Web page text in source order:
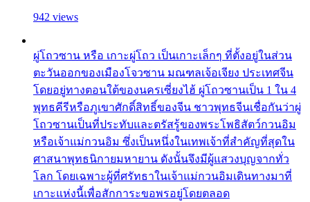
942 views
ผู่โถวซาน หรือ เกาะผู่โถว เป็นเกาะเล็กๆ ที่ตั้งอยู่ในส่วน
ตะวันออกของเมืองโจวซาน มณฑลเจ้อเจียง ประเทศจีน
โดยอยู่ทางตอนใต้ของนครเซี่ยงไฮ้ ผู่โถวซานเป็น 1 ใน 4
พุทธคีรีหรือภูเขาศักดิ์สิทธิ์ของจีน ชาวพุทธจีนเชื่อกันว่าผู่
โถวซานเป็นที่ประทับและตรัสรู้ของพระโพธิสัตว์กวนอิม
หรือเจ้าแม่กวนอิม ซึ่งเป็นหนึ่งในเทพเจ้าที่สำคัญที่สุดใน
ศาสนาพุทธนิกายมหายาน ดังนั้นจึงมีผู้แสวงบุญจากทั่ว
โลก โดยเฉพาะผู้ที่ศรัทธาในเจ้าแม่กวนอิมเดินทางมาที่
เกาะแห่งนี้เพื่อสักการะขอพรอยู่โดยตลอด